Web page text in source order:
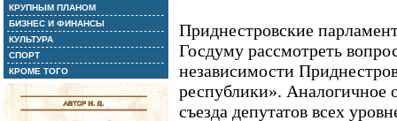
КРУПНЫМ ПЛАНОМ
БИЗНЕС И ФИНАНСЫ
КУЛЬТУРА
СПОРТ
КРОМЕ ТОГО
Приднестровские
Госдуму рассмотреть
независимости
республики». Аналогичное
съезда депутатов всех